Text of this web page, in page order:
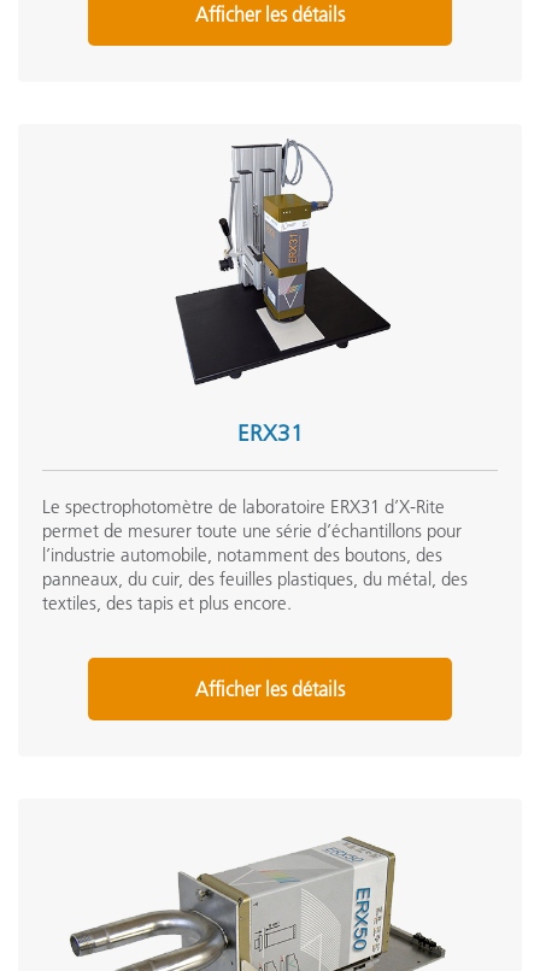
Afficher les détails
ERX31
Le spectrophotomètre de laboratoire ERX31 d’X-Rite
permet de mesurer toute une série d’échantillons pour
l’industrie automobile, notamment des boutons, des
panneaux, du cuir, des feuilles plastiques, du métal, des
textiles, des tapis et plus encore.
Afficher les détails